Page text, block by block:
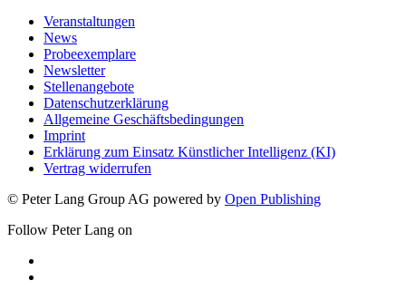
Veranstaltungen
News
Probeexemplare
Newsletter
Stellenangebote
Datenschutzerklärung
Allgemeine Geschäftsbedingungen
Imprint
Erklärung zum Einsatz Künstlicher Intelligenz (KI)
Vertrag widerrufen
© Peter Lang Group AG powered by Open Publishing
Follow Peter Lang on